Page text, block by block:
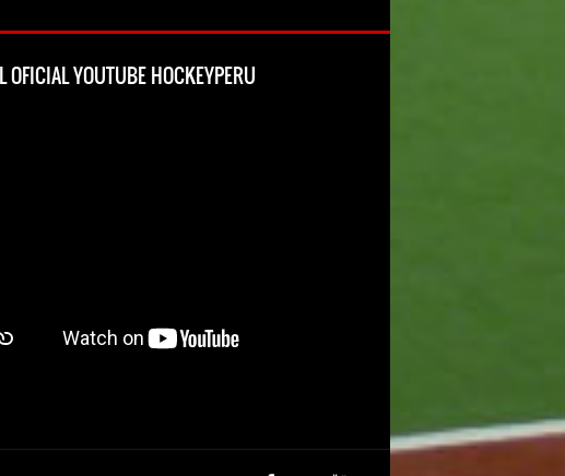
OFICIAL YOUTUBE HOCKEYPERU